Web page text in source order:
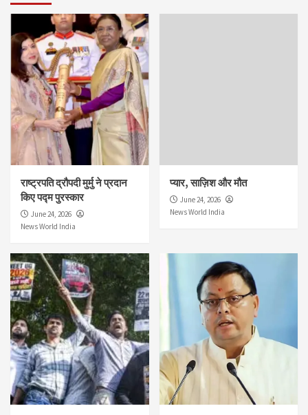
राष्ट्रपति द्रौपदी मुर्मु ने प्रदान
किए पद्म पुरस्कार
June 24, 2026
News World India
प्यार, साज़िश और मौत
June 24, 2026
News World India